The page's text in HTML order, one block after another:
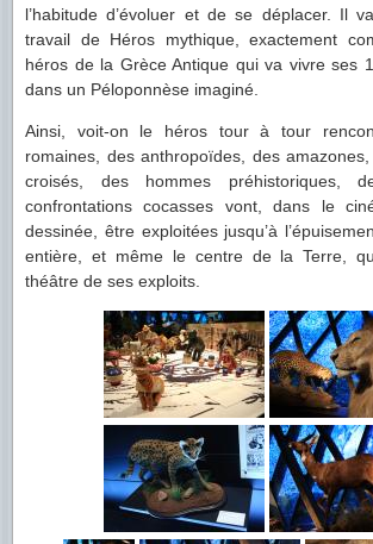
l’habitude d’évoluer et de se déplacer. Il
travail de Héros mythique, exactement
héros de la Grèce Antique qui va vivre ses
dans un Péloponnèse imaginé.
Ainsi, voit-on le héros tour à tour
romaines, des anthropoïdes, des
croisés, des hommes préhistoriques,
confrontations cocasses vont, dans le
dessinée, être exploitées jusqu’à
entière, et même le centre de la Terre,
théâtre de ses exploits.